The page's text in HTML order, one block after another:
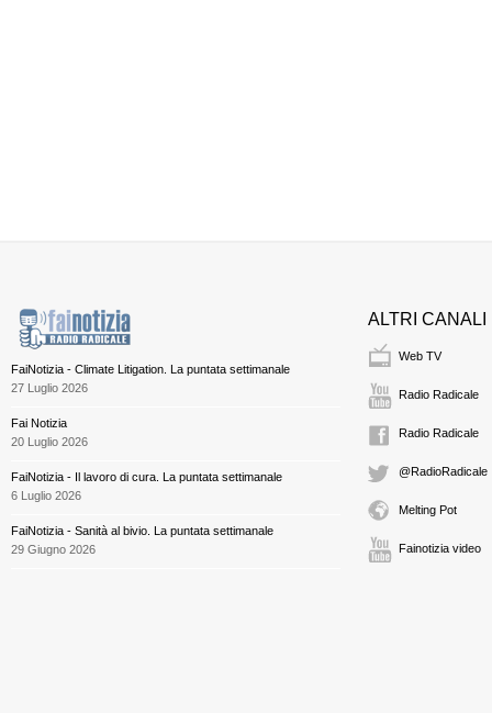
FaiNotizia - Climate Litigation. La puntata settimanale
27 Luglio 2026
Fai Notizia
20 Luglio 2026
FaiNotizia - Il lavoro di cura. La puntata settimanale
6 Luglio 2026
FaiNotizia - Sanità al bivio. La puntata settimanale
29 Giugno 2026
ALTRI CANALI
Web TV
Radio Radicale
Radio Radicale
@RadioRadicale
Melting Pot
Fainotizia video